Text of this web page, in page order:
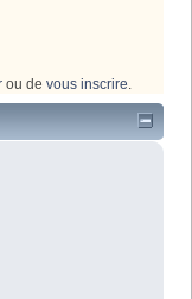
ou de vous inscrire